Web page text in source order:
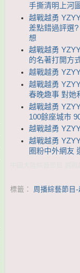
手撕清明上河
越戰越勇
差點錯過評選
想
越戰越勇
的名著打開方
越戰越勇
越戰越勇
春晚趣事 對她
越戰越勇
100餘座城市
越戰越勇
越戰越勇
圈粉中外網友
標籤： 周播綜藝節目-